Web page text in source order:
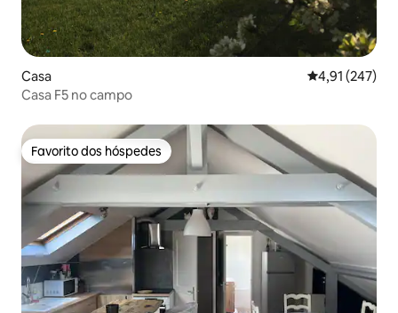
Casa Classificação
4,91 (247)
Casa F5 no campo
Favorito dos hóspedes
Favorito dos hóspedes